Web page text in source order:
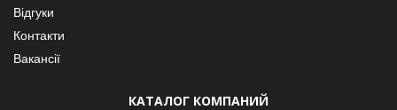
Відгуки
Контакти
Вакансії
КАТАЛОГ КОМПАНИЙ